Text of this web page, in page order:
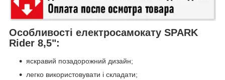
Особливості електросамокату SPARK
Rider 8,5":
яскравий позадорожний дизайн;
легко використовувати і складати;